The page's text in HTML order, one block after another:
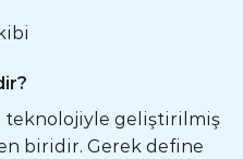
teknolojiyle geliştirilmiş
biridir. Gerek define